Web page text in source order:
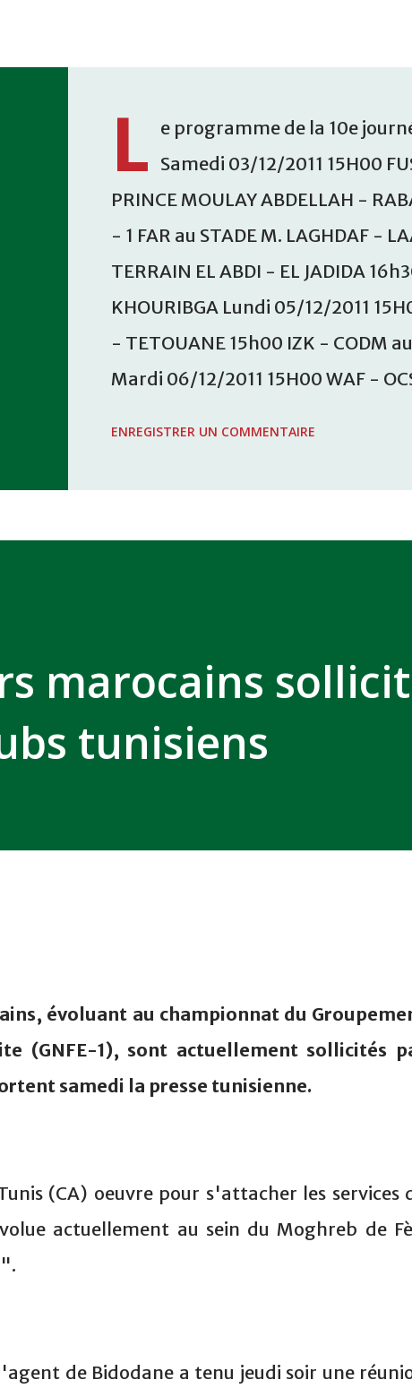
L e programme de la 10e
Samedi 03/12/2011 15H00
PRINCE MOULAY ABDELLAH -
- 1 FAR au STADE M. LAGHDAF -
TERRAIN EL ABDI - EL JADIDA
KHOURIBGA Lundi 05/12/2011
- TETOUANE 15h00 IZK - CODM
Mardi 06/12/2011 15H00 WAF -
ENREGISTRER UN COMMENTAIRE
marocains
tunisiens
évoluant au championnat du
(GNFE-1), sont actuellement sollicités
samedi la presse tunisienne.
(CA) oeuvre pour s'attacher les services
actuellement au sein du Moghreb de
de Bidodane a tenu jeudi soir une